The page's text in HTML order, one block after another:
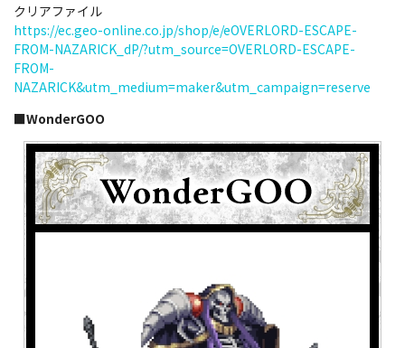
クリアファイル
https://ec.geo-online.co.jp/shop/e/eOVERLORD-ESCAPE-
FROM-NAZARICK_dP/?utm_source=OVERLORD-ESCAPE-
FROM-
NAZARICK&utm_medium=maker&utm_campaign=reserve
■WonderGOO